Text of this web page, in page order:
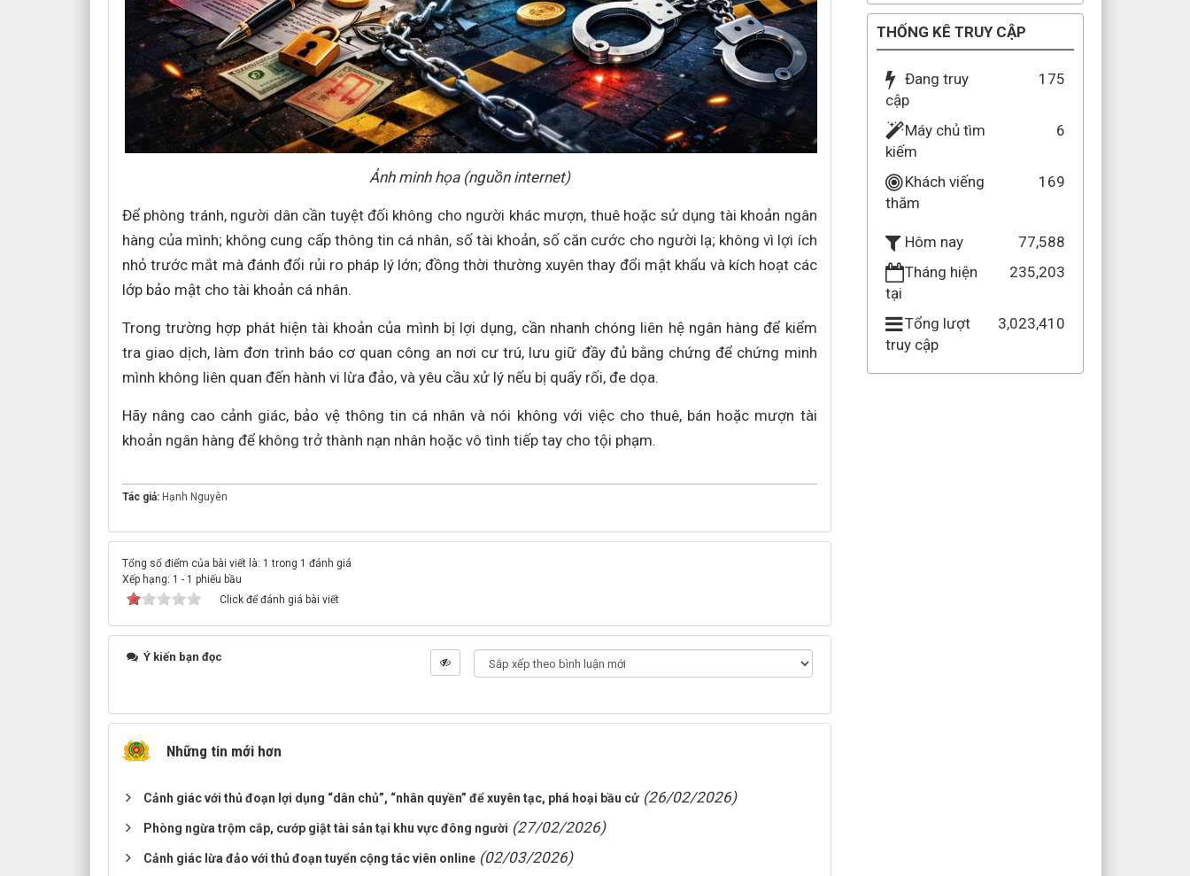
Ảnh minh họa (nguồn internet)
Để phòng tránh, người dân cần tuyệt đối không cho người khác mượn, thuê hoặc sử dụng tài khoản ngân
hàng của mình; không cung cấp thông tin cá nhân, số tài khoản, số căn cước cho người lạ; không vì lợi ích
nhỏ trước mắt mà đánh đổi rủi ro pháp lý lớn; đồng thời thường xuyên thay đổi mật khẩu và kích hoạt các
lớp bảo mật cho tài khoản cá nhân.
Trong trường hợp phát hiện tài khoản của mình bị lợi dụng, cần nhanh chóng liên hệ ngân hàng để kiểm
tra giao dịch, làm đơn trình báo cơ quan công an nơi cư trú, lưu giữ đầy đủ bằng chứng để chứng minh
mình không liên quan đến hành vi lừa đảo, và yêu cầu xử lý nếu bị quấy rối, đe dọa.
Hãy nâng cao cảnh giác, bảo vệ thông tin cá nhân và nói không với việc cho thuê, bán hoặc mượn tài
khoản ngân hàng để không trở thành nạn nhân hoặc vô tình tiếp tay cho tội phạm.
Tác giả: Hạnh Nguyên
Tổng số điểm của bài viết là: 1 trong 1 đánh giá
Xếp hạng: 1 - 1 phiếu bầu
Click để đánh giá bài viết
Ý kiến bạn đọc
Những tin mới hơn
Cảnh giác với thủ đoạn lợi dụng “dân chủ”, “nhân quyền” để xuyên tạc, phá hoại bầu cử (26/02/2026)
Phòng ngừa trộm cắp, cướp giật tài sản tại khu vực đông người (27/02/2026)
Cảnh giác lừa đảo với thủ đoạn tuyển cộng tác viên online (02/03/2026)
THỐNG KÊ TRUY CẬP
Đang truy
cập
175
Máy chủ tìm
kiếm
6
Khách viếng
thăm
169
Hôm nay
77,588
Tháng hiện
tại
235,203
Tổng lượt
truy cập
3,023,410